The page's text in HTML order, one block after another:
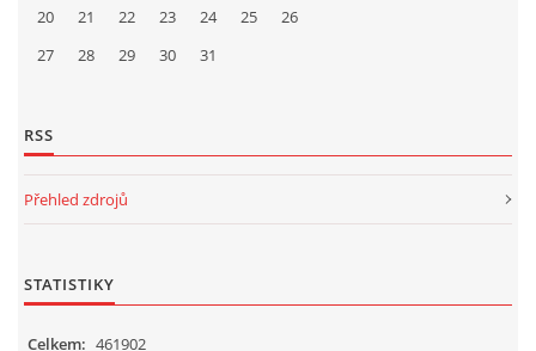
20
21 22 23 24 25
26
27
28 29 30 31
RSS
Přehled zdrojů
STATISTIKY
Celkem: 461902